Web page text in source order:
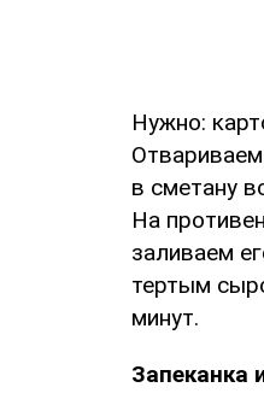
Нужно:
в сметану
На
заливаем
тертым
минут.
Запеканка